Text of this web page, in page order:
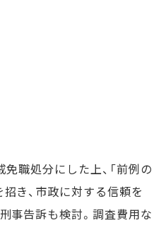
職処分にした上、「前例の
き、市政に対する信頼を
事告訴も検討。調査費用な